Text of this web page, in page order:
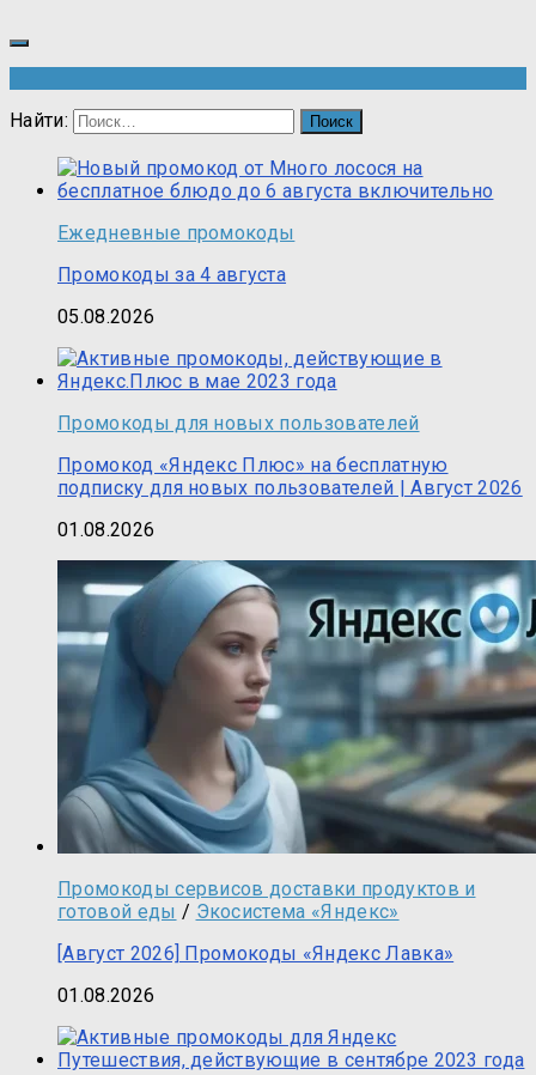
Найти:
Ежедневные промокоды
Промокоды за 4 августа
05.08.2026
Промокоды для новых пользователей
Промокод «Яндекс Плюс» на бесплатную
подписку для новых пользователей | Август 2026
01.08.2026
Промокоды сервисов доставки продуктов и
готовой еды / Экосистема «Яндекс»
[Август 2026] Промокоды «Яндекс Лавка»
01.08.2026